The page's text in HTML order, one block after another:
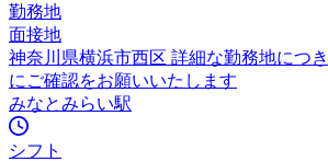
勤務地
面接地
神奈川県横浜市西区 詳細な勤務地につ
にご確認をお願いいたします
みなとみらい駅
シフト